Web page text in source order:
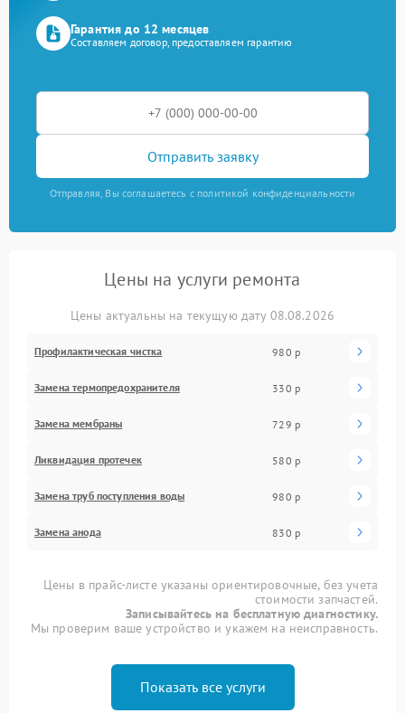
Гарантия до 12 месяцев
Составляем договор, предоставляем гарантию
Отправить заявку
Отправляя, Вы соглашаетесь с политикой конфиденциальности
Цены на услуги ремонта
Цены актуальны на текущую дату 08.08.2026
Профилактическая чистка 980 р
Замена термопредохранителя 330 р
Замена мембраны 729 р
Ликвидация протечек 580 р
Замена труб поступления воды 980 р
Замена анода 830 р
Цены в прайс-листе указаны ориентировочные, без учета
стоимости запчастей.
Записывайтесь на бесплатную диагностику.
Мы проверим ваше устройство и укажем на неисправность.
Показать все услуги